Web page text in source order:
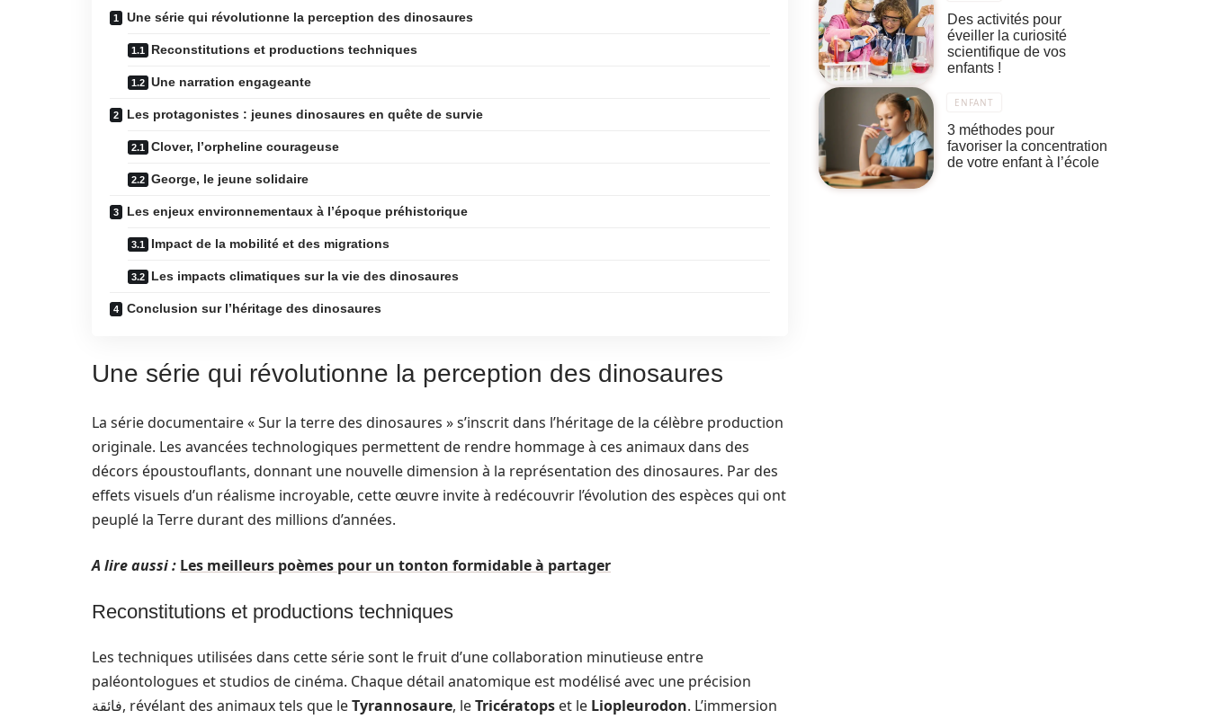
Une série qui révolutionne la perception des dinosaures
Reconstitutions et productions techniques
Une narration engageante
Les protagonistes : jeunes dinosaures en quête de survie
Clover, l’orpheline courageuse
George, le jeune solidaire
Les enjeux environnementaux à l’époque préhistorique
Impact de la mobilité et des migrations
Les impacts climatiques sur la vie des dinosaures
Conclusion sur l’héritage des dinosaures
Une série qui révolutionne la perception des dinosaures
La série documentaire « Sur la terre des dinosaures » s’inscrit dans l’héritage de la célèbre production
originale. Les avancées technologiques permettent de rendre hommage à ces animaux dans des
décors époustouflants, donnant une nouvelle dimension à la représentation des dinosaures. Par des
effets visuels d’un réalisme incroyable, cette œuvre invite à redécouvrir l’évolution des espèces qui ont
peuplé la Terre durant des millions d’années.
A lire aussi : Les meilleurs poèmes pour un tonton formidable à partager
Reconstitutions et productions techniques
Les techniques utilisées dans cette série sont le fruit d’une collaboration minutieuse entre
paléontologues et studios de cinéma. Chaque détail anatomique est modélisé avec une précision
فائقة, révélant des animaux tels que leTyrannosaure, leTricératops et le Liopleurodon. L’immersion
Des activités pour
éveiller la curiosité
scientifique de vos
enfants !
ENFANT
3 méthodes pour
favoriser la concentration
de votre enfant à l’école